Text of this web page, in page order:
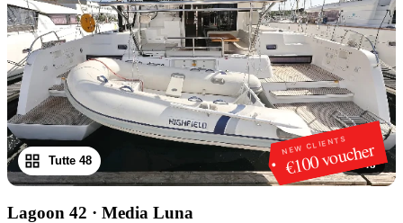
NEW CLIENTS
€100 voucher
1/48
Tutte 48
Lagoon 42 · Media Luna